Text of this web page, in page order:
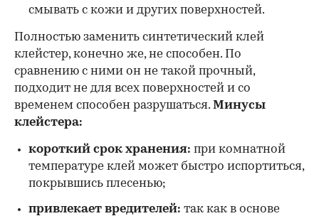
смывать с кожи и других поверхностей.
Полностью заменить синтетический клей
клейстер, конечно же, не способен. По
сравнению с ними он не такой прочный,
подходит не для всех поверхностей и со
временем способен разрушаться. Минусы
клейстера:
короткий срок хранения: при комнатной
температуре клей может быстро испортиться,
покрывшись плесенью;
привлекает вредителей: так как в основе